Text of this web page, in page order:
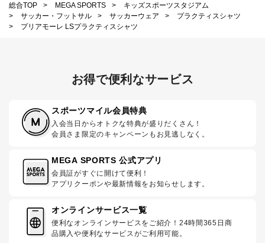
総合TOP
> MEGA SPORTS >
キッズスポーツスタジアム
>
サッカー・フットサル > サッカーウェア >
プラクティスシャツ
>
プリアモーレ LSプラクティスシャツ
お得で便利なサービス
スポーツマイル会員特典
入会当日からオトクな特典が盛りだくさん！
会員さま限定のキャンペーンもお見逃しなく。
MEGA SPORTS 公式アプリ
会員証がすぐに開けて便利！
アプリクーポンや最新情報をお知らせします。
オンラインサービス一覧
便利なオンラインサービスをご紹介！24時間365日商
品購入や便利なサービスがご利用可能。